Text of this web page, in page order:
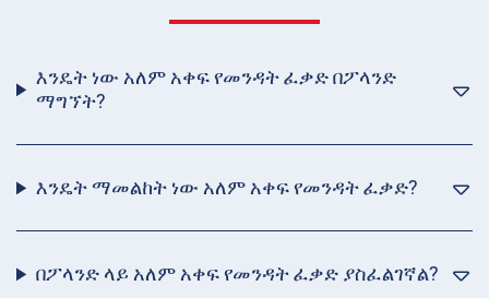
እንዴት ነው አለም አቀፍ የመንዳት ፈቃድ በፖላንድ
ማግኘት?
እንዴት ማመልከት ነው አለም አቀፍ የመንዳት ፈቃድ?
በፖላንድ ላይ አለም አቀፍ የመንዳት ፈቃድ ያስፈልገኛል?